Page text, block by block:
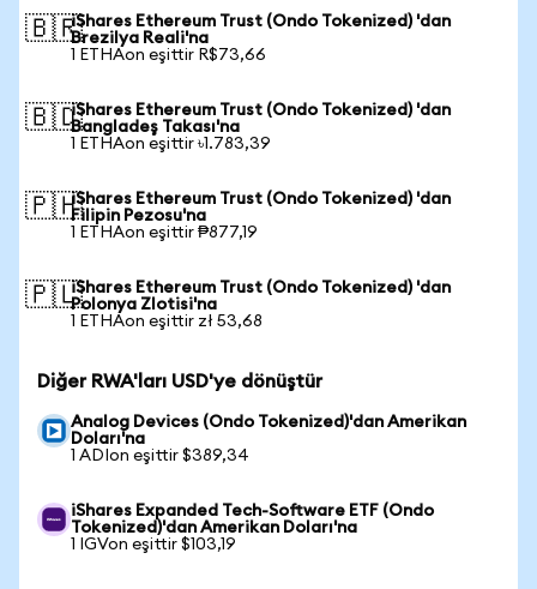
🇧🇷iShares Ethereum Trust (Ondo Tokenized) 'dan
Brezilya Reali'na
1 ETHAon eşittir R$73,66
🇧🇩iShares Ethereum Trust (Ondo Tokenized) 'dan
Bangladeş Takası'na
1 ETHAon eşittir ৳1.783,39
🇵🇭iShares Ethereum Trust (Ondo Tokenized) 'dan
Filipin Pezosu'na
1 ETHAon eşittir ₱877,19
🇵🇱iShares Ethereum Trust (Ondo Tokenized) 'dan
Polonya Zlotisi'na
1 ETHAon eşittir zł 53,68
Diğer RWA'ları USD'ye dönüştür
Analog Devices (Ondo Tokenized)'dan Amerikan
Doları'na
1 ADIon eşittir $389,34
iShares Expanded Tech-Software ETF (Ondo
Tokenized)'dan Amerikan Doları'na
1 IGVon eşittir $103,19